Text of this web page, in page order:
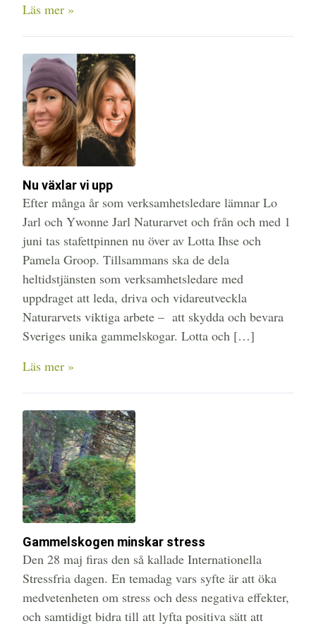
Läs mer »
Nu växlar vi upp
Efter många år som verksamhetsledare lämnar Lo
Jarl och Ywonne Jarl Naturarvet och från och med 1
juni tas stafettpinnen nu över av Lotta Ihse och
Pamela Groop. Tillsammans ska de dela
heltidstjänsten som verksamhetsledare med
uppdraget att leda, driva och vidareutveckla
Naturarvets viktiga arbete – att skydda och bevara
Sveriges unika gammelskogar. Lotta och […]
Läs mer »
Gammelskogen minskar stress
Den 28 maj firas den så kallade Internationella
Stressfria dagen. En temadag vars syfte är att öka
medvetenheten om stress och dess negativa effekter,
och samtidigt bidra till att lyfta positiva sätt att